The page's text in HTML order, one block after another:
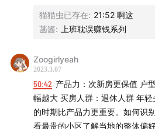
一段80%的亏损让我刻上了
22:51 做趋势的几个好处和难处
别和央妈对着干
房子的流动性问题怎么解决
猫猫虫已存在: 21:52 啊这
菡酱: 上班耽误赚钱系列
Zoogirlyeah
2023.3.07
50:42 产品力：次新房更保值 户
幅越大 买房人群：退休人群 年
的时期比产品力更重要。如何识
看最贵的小区了解当地的整体偏